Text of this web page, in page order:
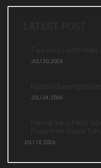
JULI 30, 2026
JULI 24, 2026
JULI 13, 2026